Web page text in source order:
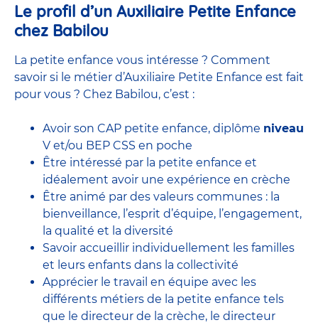
Le profil d’un Auxiliaire Petite Enfance
chez Babilou
La petite enfance vous intéresse ? Comment
savoir si le métier d’Auxiliaire Petite Enfance est fait
pour vous ? Chez Babilou, c’est :
Avoir son CAP petite enfance, diplôme niveau
V et/ou BEP CSS en poche
Être intéressé par la petite enfance et
idéalement avoir une expérience en crèche
Être animé par des valeurs communes : la
bienveillance, l’esprit d’équipe, l’engagement,
la qualité et la diversité
Savoir accueillir individuellement les familles
et leurs enfants dans la collectivité
Apprécier le travail en équipe avec les
différents métiers de la petite enfance tels
que le directeur de la crèche, le directeur